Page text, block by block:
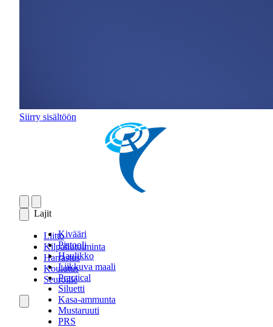
Siirry sisältöön
Lajit
Kivääri
Pistooli
Haulikko
Liikkuva maali
Practical
Siluetti
Kasa-ammunta
Mustaruuti
PRS
Liitto
Kilpailutoiminta
Harrastus
Koulutus
Seuroille